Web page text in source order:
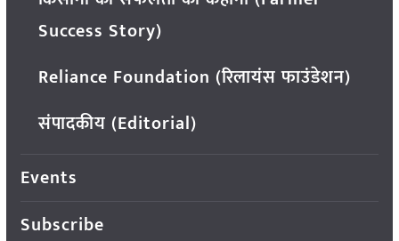
Success Story)
Reliance Foundation (रिलायंस फाउंडेशन)
संपादकीय (Editorial)
Events
Subscribe